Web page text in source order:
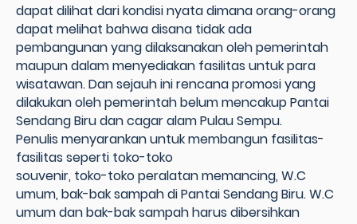
dapat dilihat dari kondisi nyata dimana orang-orang
dapat melihat bahwa disana tidak ada
pembangunan yang dilaksanakan oleh pemerintah
maupun dalam menyediakan fasilitas untuk para
wisatawan. Dan sejauh ini rencana promosi yang
dilakukan oleh pemerintah belum mencakup Pantai
Sendang Biru dan cagar alam Pulau Sempu.
Penulis menyarankan untuk membangun fasilitas-
fasilitas seperti toko-toko
souvenir, toko-toko peralatan memancing, W.C
umum, bak-bak sampah di Pantai Sendang Biru. W.C
umum dan bak-bak sampah harus dibersihkan